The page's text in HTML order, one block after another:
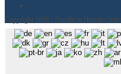
Copyright 2026 - Nordlicht Hundeschule